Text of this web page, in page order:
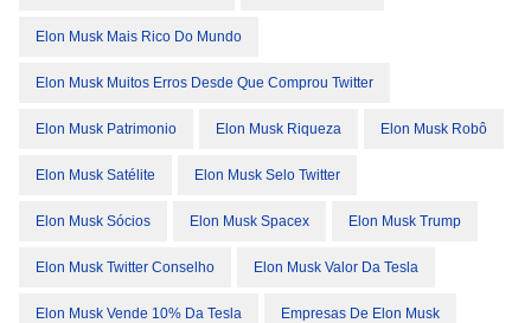
Elon Musk Mais Rico Do Mundo
Elon Musk Muitos Erros Desde Que Comprou Twitter
Elon Musk Patrimonio Elon Musk Riqueza Elon Musk Robô
Elon Musk Satélite Elon Musk Selo Twitter
Elon Musk Sócios Elon Musk Spacex Elon Musk Trump
Elon Musk Twitter Conselho Elon Musk Valor Da Tesla
Elon Musk Vende 10% Da Tesla Empresas De Elon Musk